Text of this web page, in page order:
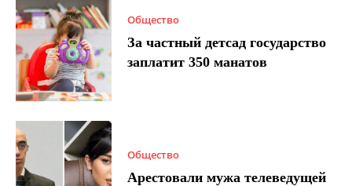
Общество
За частный детсад государство
заплатит 350 манатов
Общество
Арестовали мужа телеведущей